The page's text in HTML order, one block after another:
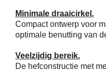
Minimale draaicirkel.
Compact ontwerp voor
optimale benutting van
Veelzijdig bereik.
De hefconstructie met